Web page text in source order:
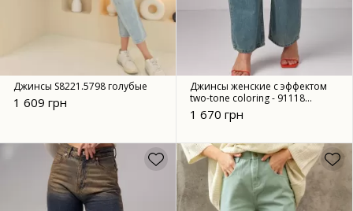
Джинсы S8221.5798 голубые
1 609 грн
Джинсы женские с эффектом
two-tone coloring - 91118
синий
1 670 грн